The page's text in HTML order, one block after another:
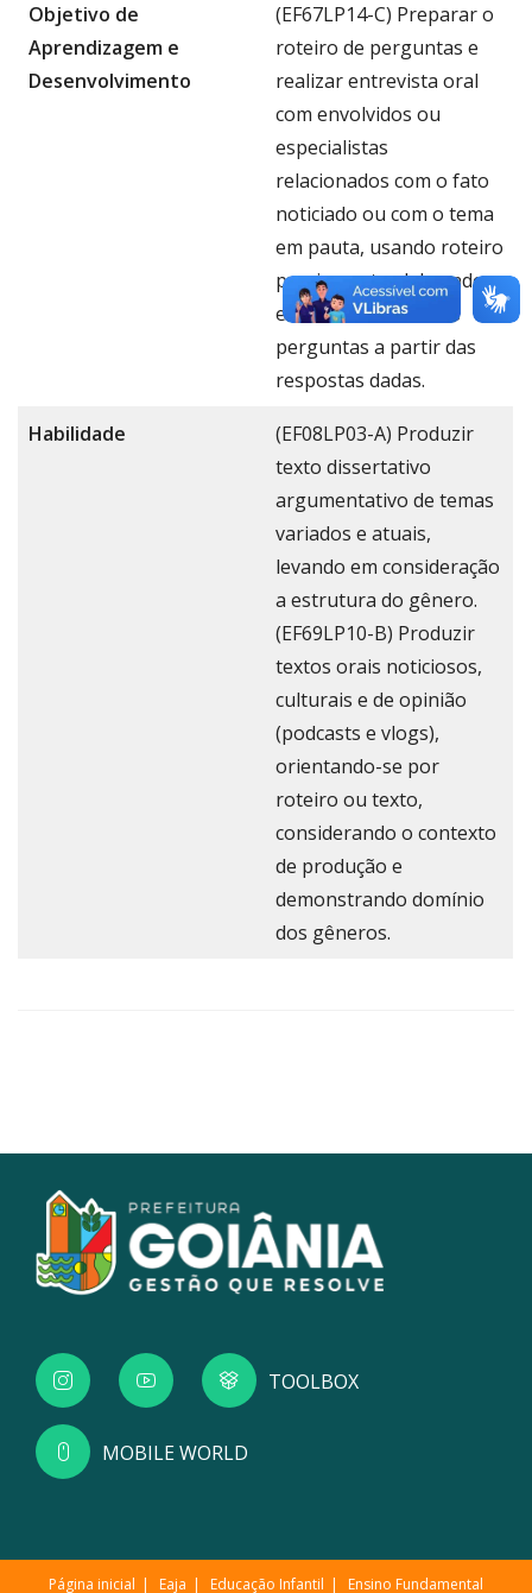
Objetivo de
Aprendizagem e
Desenvolvimento
(EF67LP14-C) Preparar o
roteiro de perguntas e
realizar entrevista oral
com envolvidos ou
especialistas
relacionados com o fato
noticiado ou com o tema
em pauta, usando roteiro
previamente elaborado,
e formulando outras
perguntas a partir das
respostas dadas.
Habilidade
(EF08LP03-A) Produzir
texto dissertativo
argumentativo de temas
variados e atuais,
levando em consideração
a estrutura do gênero.
(EF69LP10-B) Produzir
textos orais noticiosos,
culturais e de opinião
(podcasts e vlogs),
orientando-se por
roteiro ou texto,
considerando o contexto
de produção e
demonstrando domínio
dos gêneros.
TOOLBOX
MOBILE WORLD
Página inicial Eaja Educação Infantil Ensino Fundamental